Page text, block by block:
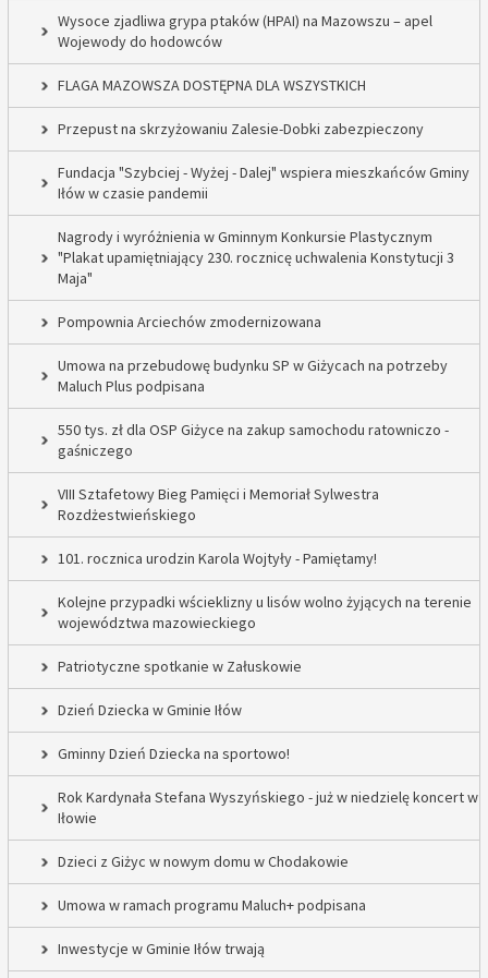
Wysoce zjadliwa grypa ptaków (HPAI) na Mazowszu – apel
Wojewody do hodowców
FLAGA MAZOWSZA DOSTĘPNA DLA WSZYSTKICH
Przepust na skrzyżowaniu Zalesie-Dobki zabezpieczony
Fundacja "Szybciej - Wyżej - Dalej" wspiera mieszkańców Gminy
Iłów w czasie pandemii
Nagrody i wyróżnienia w Gminnym Konkursie Plastycznym
"Plakat upamiętniający 230. rocznicę uchwalenia Konstytucji 3
Maja"
Pompownia Arciechów zmodernizowana
Umowa na przebudowę budynku SP w Giżycach na potrzeby
Maluch Plus podpisana
550 tys. zł dla OSP Giżyce na zakup samochodu ratowniczo -
gaśniczego
VIII Sztafetowy Bieg Pamięci i Memoriał Sylwestra
Rozdżestwieńskiego
101. rocznica urodzin Karola Wojtyły - Pamiętamy!
Kolejne przypadki wścieklizny u lisów wolno żyjących na terenie
województwa mazowieckiego
Patriotyczne spotkanie w Załuskowie
Dzień Dziecka w Gminie Iłów
Gminny Dzień Dziecka na sportowo!
Rok Kardynała Stefana Wyszyńskiego - już w niedzielę koncert w
Iłowie
Dzieci z Giżyc w nowym domu w Chodakowie
Umowa w ramach programu Maluch+ podpisana
Inwestycje w Gminie Iłów trwają